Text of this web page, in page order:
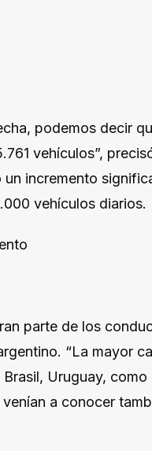
podemos decir
vehículos”,
incremento
vehículos diarios.
parte de los
“La mayor
Uruguay,
a conocer